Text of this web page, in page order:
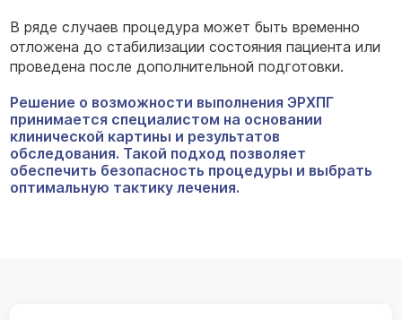
В ряде случаев процедура может быть временно
отложена до стабилизации состояния пациента или
проведена после дополнительной подготовки.
Решение о возможности выполнения ЭРХПГ
принимается специалистом на основании
клинической картины и результатов
обследования. Такой подход позволяет
обеспечить безопасность процедуры и выбрать
оптимальную тактику лечения.